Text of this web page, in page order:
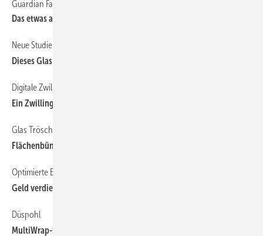
Guardian Fassadengläser für den cube berlin
Das etwas andere Bürohaus
Neue Studie zum optimierten Tageslichteintrag
Dieses Glas hebt Widersprüche auf
Digitale Zwillinge für Glasunternehmen
Ein Zwilling kommt selten allein
Glas Trösch
Flächenbündige Glasgeländer mit geklebten Scheiben
Optimierte ESG-Fertigung
Geld verdienen & Energie sparen
Düspohl
MultiWrap-Spacer ist bereit für Industrie 4.0